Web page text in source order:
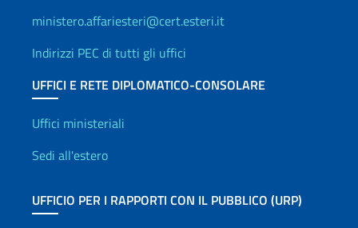
ministero.affariesteri@cert.esteri.it
Indirizzi PEC di tutti gli uffici
UFFICI E RETE DIPLOMATICO-CONSOLARE
Uffici e Rete diplomatica
Uffici ministeriali
Sedi all'estero
UFFICIO PER I RAPPORTI CON IL PUBBLICO (URP)